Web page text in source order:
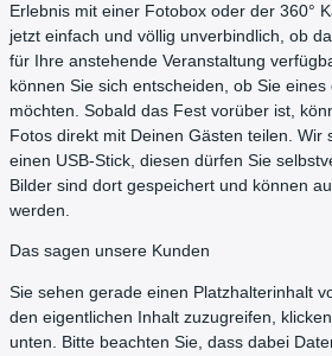
Erlebnis mit einer Fotobox oder der 360°
jetzt einfach und völlig unverbindlich, ob
für Ihre anstehende Veranstaltung
können Sie sich entscheiden, ob Sie
möchten. Sobald das Fest vorüber ist,
Fotos direkt mit Deinen Gästen teilen. Wir
einen USB-Stick, diesen dürfen Sie
Bilder sind dort gespeichert und können
werden.
Das sagen unsere Kunden
Sie sehen gerade einen Platzhalterinhalt
den eigentlichen Inhalt zuzugreifen,
unten. Bitte beachten Sie, dass dabei